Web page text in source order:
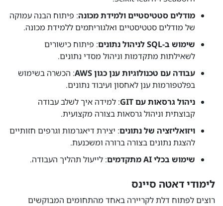
מודלים סטטיסטיים ולמידת מכונה: פיתוח הבנה עמוקה
של מודלים סטטיסטיים ואלגוריתמים ללמידת מכונה.
שימוש ב-SQL לניהול נתונים
: פיתוח כישורים
לשאילתות מתקדמות וניהול מסדי נתונים.
עבודה עם טכנולוגיות ענן כגון AWS
: הכשרה בשימוש
בפלטפורמות ענן לאחסון ועיבוד נתונים.
ניהול גרסאות עם GIT
: למידה איך לשלב עבודה
קבוצתית וניהול גרסאות בצורה מקצועית.
ויזואליזציה של נתונים: יצירת דיאגרמות וגרפים חזותיים
להצגת נתונים בצורה ברורה ומשכנעת.
שימוש בכלי AI מתקדמים
: לייעול תהליך העבודה.
לימודי דאטה סיינס
רוצים לפתוח דלת לקריירה באחד מהתחומים המבוקשים